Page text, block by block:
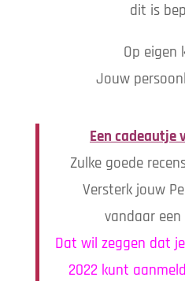
dit is
Op eigen
Jouw
Een cadeautje
Zulke goede
Versterk jouw
vandaar
Dat wil zeggen dat
2022 kunt